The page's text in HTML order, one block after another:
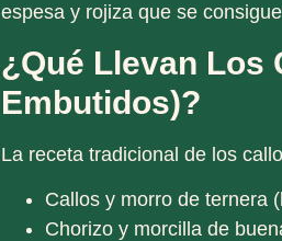
espesa y rojiza que se
¿Qué Llevan Los
Embutidos)?
La receta tradicional de los
Callos y morro de ternera
Chorizo y morcilla de